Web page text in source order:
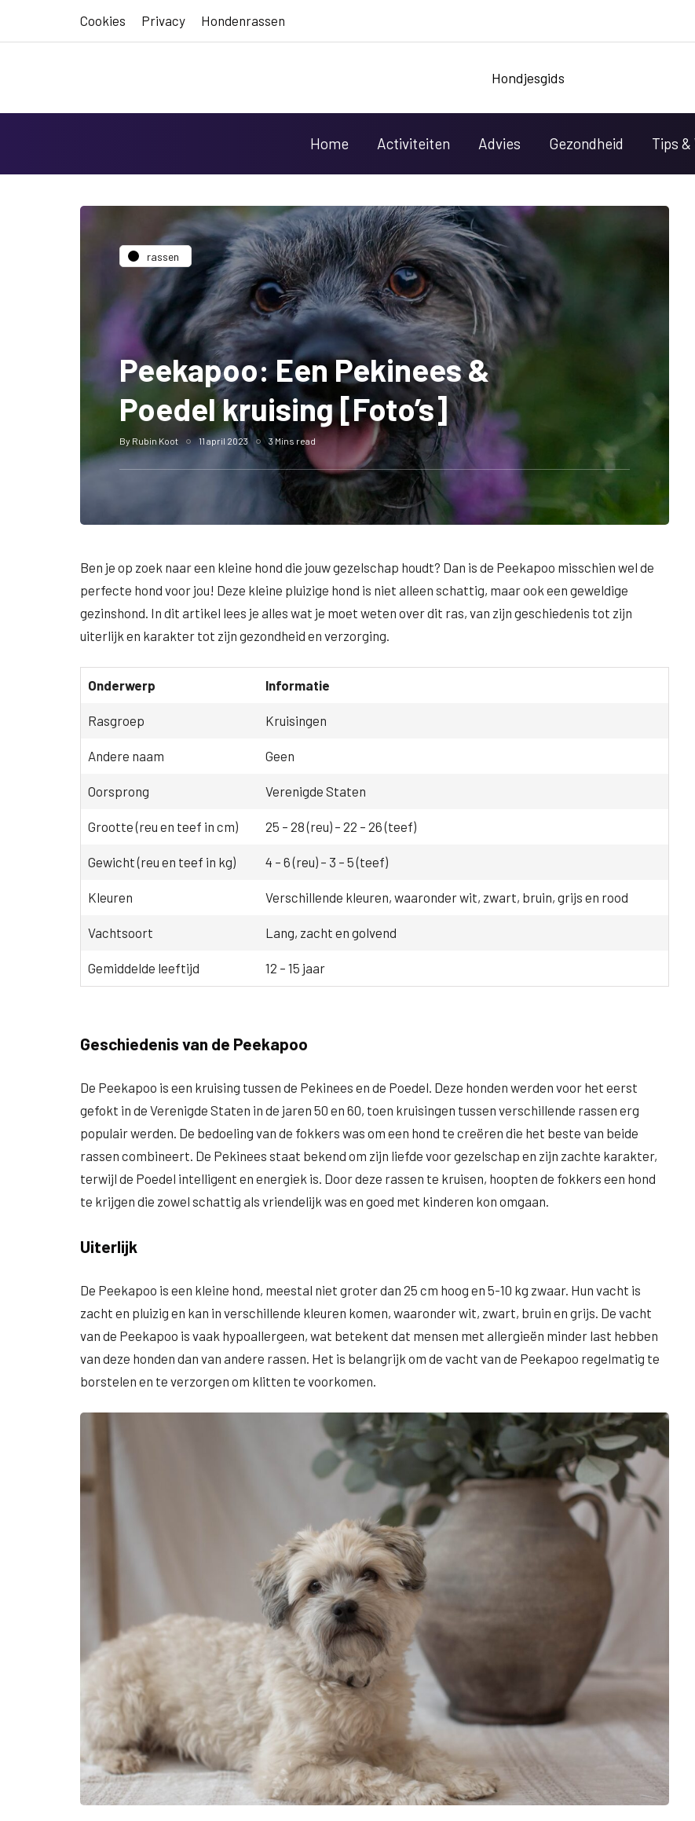
Cookies Privacy Hondenrassen
Hondjesgids
Home Activiteiten Advies Gezondheid Tips
rassen
Peekapoo: Een Pekinees &
Poedel kruising [Foto’s]
By Rubin Koot 11 april 2023 3 Mins read
Ben je op zoek naar een kleine hond die jouw gezelschap houdt? Dan is de Peekapoo misschien wel de
perfecte hond voor jou! Deze kleine pluizige hond is niet alleen schattig, maar ook een geweldige
gezinshond. In dit artikel lees je alles wat je moet weten over dit ras, van zijn geschiedenis tot zijn
uiterlijk en karakter tot zijn gezondheid en verzorging.
Onderwerp Informatie
Rasgroep Kruisingen
Andere naam Geen
Oorsprong Verenigde Staten
Grootte (reu en teef in cm) 25 – 28 (reu) – 22 – 26 (teef)
Gewicht (reu en teef in kg) 4 – 6 (reu) – 3 – 5 (teef)
Kleuren Verschillende kleuren, waaronder wit, zwart, bruin, grijs en rood
Vachtsoort Lang, zacht en golvend
Gemiddelde leeftijd 12 – 15 jaar
Geschiedenis van de Peekapoo
De Peekapoo is een kruising tussen de Pekinees en de Poedel. Deze honden werden voor het eerst
gefokt in de Verenigde Staten in de jaren 50 en 60, toen kruisingen tussen verschillende rassen erg
populair werden. De bedoeling van de fokkers was om een hond te creëren die het beste van beide
rassen combineert. De Pekinees staat bekend om zijn liefde voor gezelschap en zijn zachte karakter,
terwijl de Poedel intelligent en energiek is. Door deze rassen te kruisen, hoopten de fokkers een hond
te krijgen die zowel schattig als vriendelijk was en goed met kinderen kon omgaan.
Uiterlijk
De Peekapoo is een kleine hond, meestal niet groter dan 25 cm hoog en 5-10 kg zwaar. Hun vacht is
zacht en pluizig en kan in verschillende kleuren komen, waaronder wit, zwart, bruin en grijs. De vacht
van de Peekapoo is vaak hypoallergeen, wat betekent dat mensen met allergieën minder last hebben
van deze honden dan van andere rassen. Het is belangrijk om de vacht van de Peekapoo regelmatig te
borstelen en te verzorgen om klitten te voorkomen.